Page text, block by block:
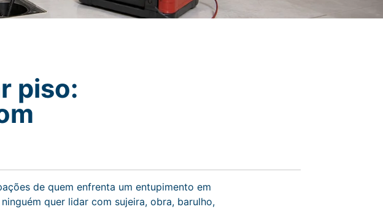
piso:
de quem enfrenta um entupimento em
quer lidar com sujeira, obra, barulho,